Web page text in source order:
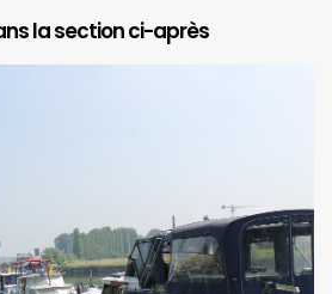
la section ci-après